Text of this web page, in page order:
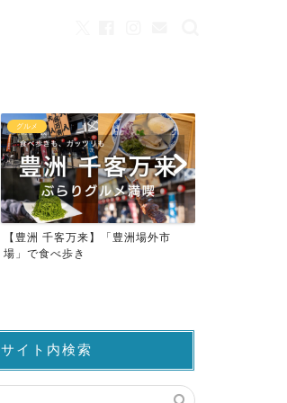
カフェ
ワンちゃんOK！豊洲のカフェ・レ
ストラン23店
サイト内検索